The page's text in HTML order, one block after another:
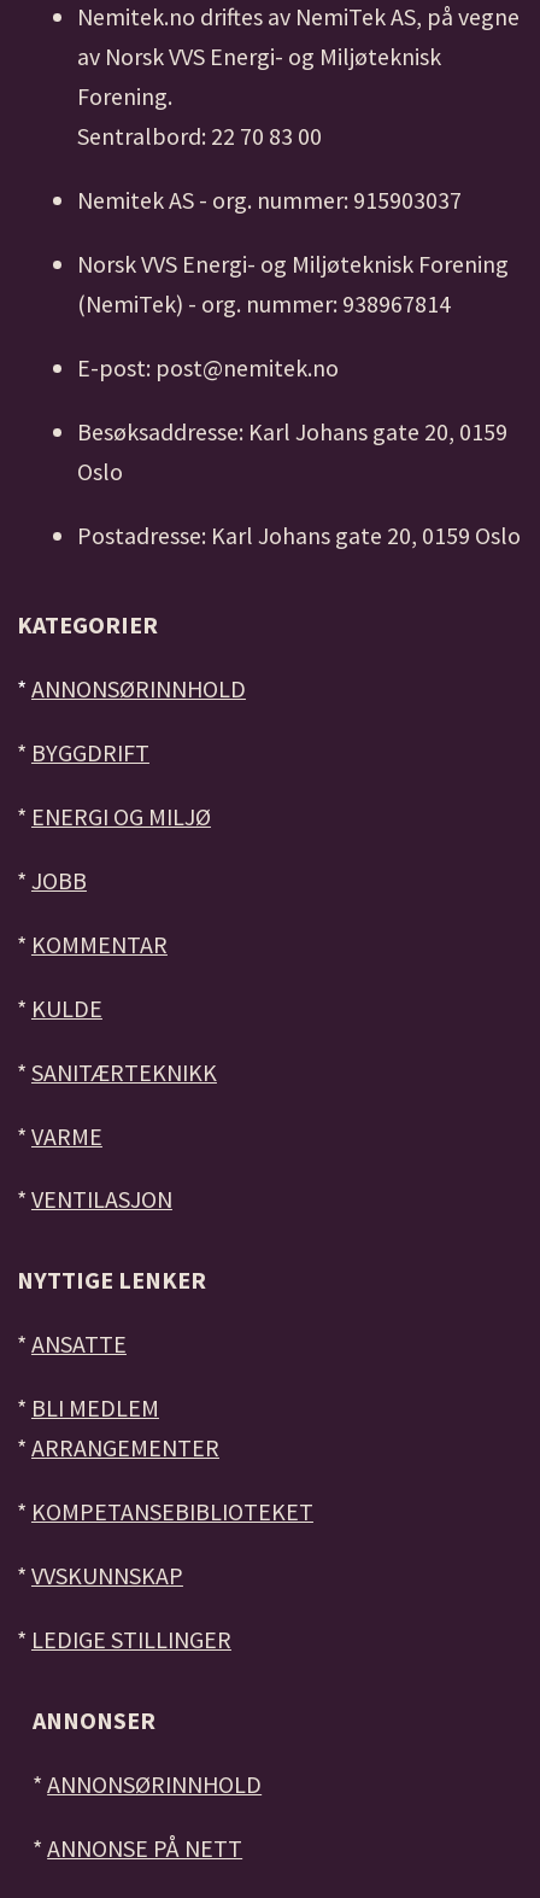
Nemitek.no driftes av NemiTek AS, på vegne
av Norsk VVS Energi- og Miljøteknisk
Forening.
Sentralbord: 22 70 83 00
Nemitek AS - org. nummer: 915903037
Norsk VVS Energi- og Miljøteknisk Forening
(NemiTek) - org. nummer: 938967814
E-post: post@nemitek.no
Besøksaddresse: Karl Johans gate 20, 0159
Oslo
Postadresse: Karl Johans gate 20, 0159 Oslo
KATEGORIER
* ANNONSØRINNHOLD
* BYGGDRIFT
* ENERGI OG MILJØ
* JOBB
* KOMMENTAR
* KULDE
* SANITÆRTEKNIKK
* VARME
* VENTILASJON
NYTTIGE LENKER
* ANSATTE
* BLI MEDLEM
* ARRANGEMENTER
* KOMPETANSEBIBLIOTEKET
* VVSKUNNSKAP
* LEDIGE STILLINGER
ANNONSER
*ANNONSØRINNHOLD
*ANNONSE PÅ NETT